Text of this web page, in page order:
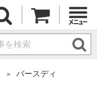
バースディ